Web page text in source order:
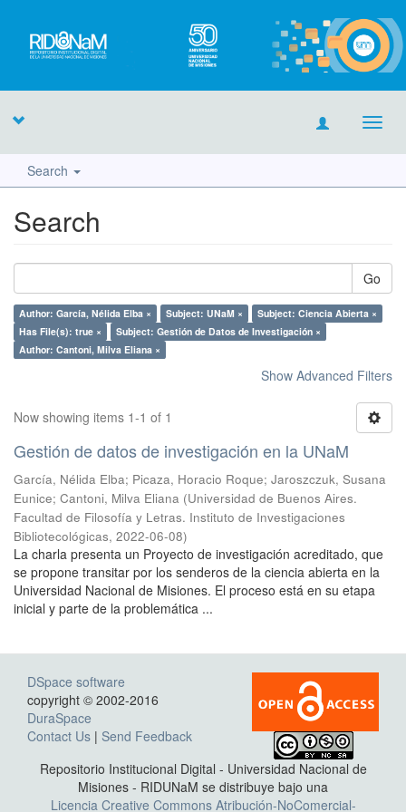
Search
Search
Go
Author: García, Nélida Elba × Subject: UNaM ×
Subject: Ciencia Abierta ×
Has File(s): true ×
Subject: Gestión de Datos de Investigación ×
Author: Cantoni, Milva Eliana ×
Show Advanced Filters
Now showing items 1-1 of 1
Gestión de datos de investigación en la UNaM
García, Nélida Elba; Picaza, Horacio Roque; Jaroszczuk, Susana
Eunice; Cantoni, Milva Eliana (Universidad de Buenos Aires.
Facultad de Filosofía y Letras. Instituto de Investigaciones
Bibliotecológicas, 2022-06-08)
La charla presenta un Proyecto de investigación acreditado, que
se propone transitar por los senderos de la ciencia abierta en la
Universidad Nacional de Misiones. El proceso está en su etapa
inicial y parte de la problemática ...
DSpace software
copyright © 2002-2016
DuraSpace
Contact Us | Send Feedback
Repositorio Institucional Digital - Universidad Nacional de
Misiones - RIDUNaM se distribuye bajo una
Licencia Creative Commons Atribución-NoComercial-